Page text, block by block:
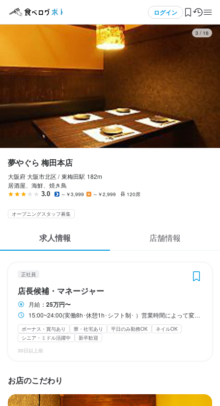
ログイン
ログイン・無料会員登録
求人検索
マイページ管理
気になる求人
検索履歴・保存した条件
ヘルプ・お問い合わせフォーム
掲載をご検討の店舗様へ
食べログ求人PRESS
プライバシーポリシー
企業情報
3 / 16
夢やぐら 梅田本店
大阪府 大阪市北区 / 東梅田駅 182m
居酒屋、海鮮、焼き鳥
3.0 ～￥3,999 ～￥2,999 120席
オープニングスタッフ募集
求人情報 店舗情報
正社員
店長候補・マネージャー
月給： 25万円〜
15:00~24:00(実働8h･休憩1h･シフト制･ ）営業時間によって変動あり
ボーナス・賞与あり 寮・社宅あり 平日のみ勤務OK
ネイルOK
シニア・ミドル活躍中
新卒歓迎
30日以上前
お店のこだわり
店長候補・マネージャー
月給250,000円〜
ボーナス・賞与あり 昇給あり 住宅手当あり
寮・社宅あり(住み込み)
交通費支給
家族手当あり 資格手当・スキル手当あり
インセンティブあり
給与手渡しOK 日払いOK 週払いOK 給与前払いOK
勤務時間
15:00~24:00(実働8h･休憩1h･シフト制･ ）営業時間によって変動
あり
時短社員制度あり
残業月20時間以下
月8日休み/夏季休暇有り/年末年始休暇有り
月8日以上休みあり 平日のみ勤務OK(土日休み)
特別休暇あり
待遇
・受動喫煙防止措置：屋内原則禁煙（喫煙専用室あり）
まかない・食事補助あり 社会保険完備 制服貸与 研修制度あり
応募画面へ進む